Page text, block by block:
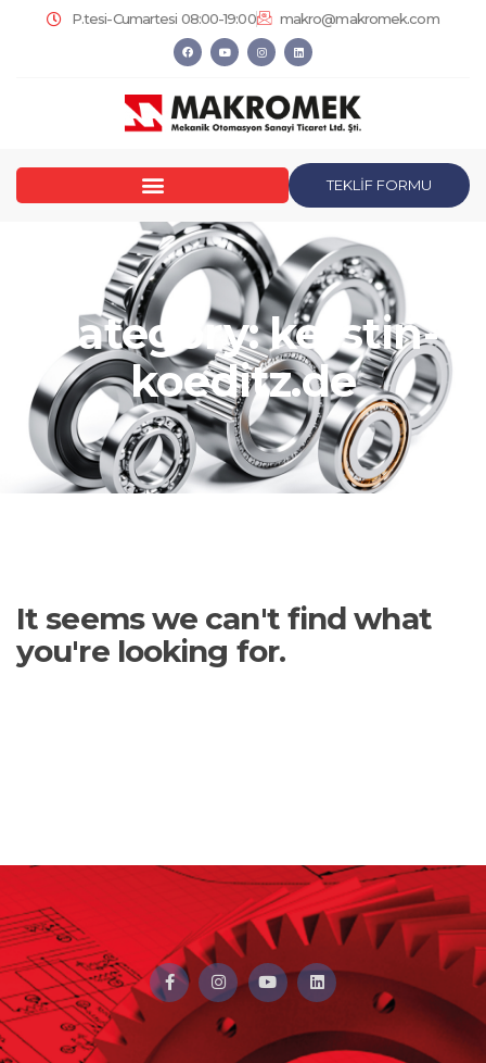
P.tesi-Cumartesi 08:00-19:00 makro@makromek.com
TEKLİF FORMU
Category: kerstin-
koeditz.de
It seems we can't find what
you're looking for.